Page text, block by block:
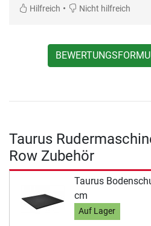
Hilfreich • Nicht hilfreich
Taurus
Row Zubehör
Taurus
cm
Auf Lager